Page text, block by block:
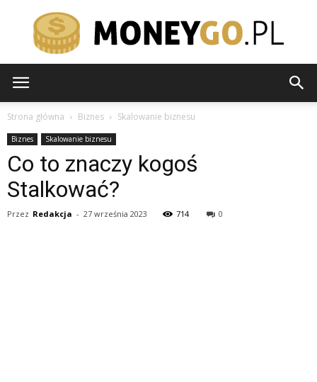
Strona główna Biznes Skalowanie biznesu
Biznes Skalowanie biznesu
Co to znaczy kogoś
Stalkować?
Przez Redakcja - 27 września 2023 714 0